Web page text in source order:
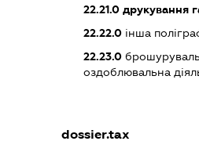
22.21.0друкування
22.22.0інша
22.23.0
оздоблювальна
dossier.tax